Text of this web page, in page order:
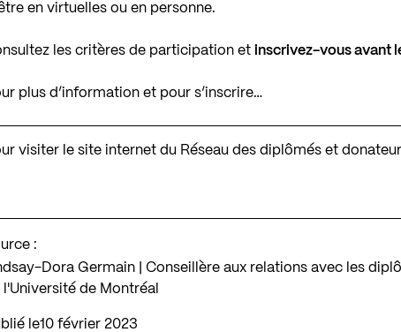
en virtuelles ou en personne.
les critères de participation etinscrivez-vous avant
plus d’information et pour s’inscrire…
visiter le site internet du Réseau des diplômés et
:
Dora Germain | Conseillère aux relations avec les
l'Université de Montréal
le 10 février 2023